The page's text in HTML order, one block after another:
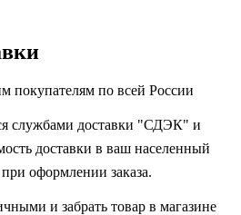
покупателям по всей России
службами доставки "СДЭК" и
доставки в ваш населенный
оформлении заказа.
и забрать товар в магазине